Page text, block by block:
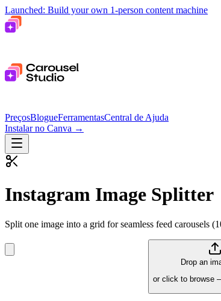
Launched: Build your own 1-person content machine
PreçosBlogueFerramentasCentral de Ajuda
Instalar no Canva →
Instagram Image Splitter
Split one image into a grid for seamless feed carousels
Drop an
or click to browse